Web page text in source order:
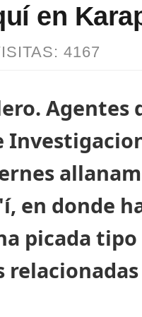
en
4167
Agentes
en donde
picada